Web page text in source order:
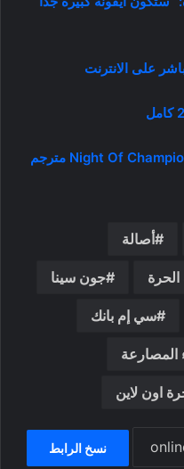
عرض نايت أوف تشامبيونز Night Of Champions 2026 مترجم
أصالة
جون سينا
سي إم بانك
المصارعة
اون لاين
نسخ الرابط